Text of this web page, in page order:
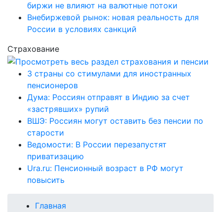
биржи не влияют на валютные потоки
Внебиржевой рынок: новая реальность для
России в условиях санкций
Страхование
3 страны со стимулами для иностранных
пенсионеров
Дума: Россиян отправят в Индию за счет
«застрявших» рупий
ВШЭ: Россиян могут оставить без пенсии по
старости
Ведомости: В России перезапустят
приватизацию
Ura.ru: Пенсионный возраст в РФ могут
повысить
Главная